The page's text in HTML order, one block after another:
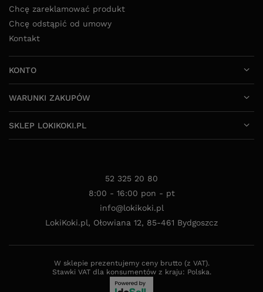
Chcę zareklamować produkt
Chcę odstąpić od umowy
Kontakt
KONTO
WARUNKI ZAKUPÓW
SKLEP LOKIKOKI.PL
52 325 20 80
8:00 - 16:00 pon - pt
info@lokikoki.pl
LokiKoki.pl, Ołowiana 12, 85-461 Bydgoszcz
W sklepie prezentujemy ceny brutto (z VAT).
Stawki VAT dla konsumentów z kraju: Polska.